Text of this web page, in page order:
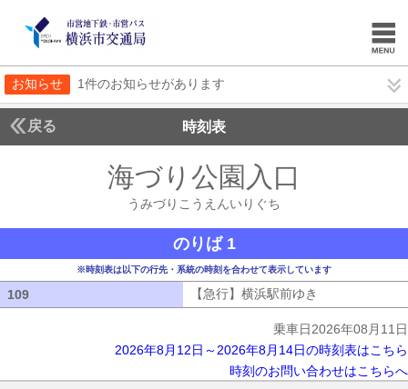
お知らせ 1件のお知らせがあります
戻る 時刻表
海づり公園入口
うみづりこうえんいりぐち
のりば 1
※時刻表は以下の行先・系統の時刻を合わせて表示しています
109 【急行】横浜駅前ゆき
乗車日2026年08月11日
2026年8月12日～2026年8月14日の時刻表はこちら
時刻のお問い合わせはこちらへ